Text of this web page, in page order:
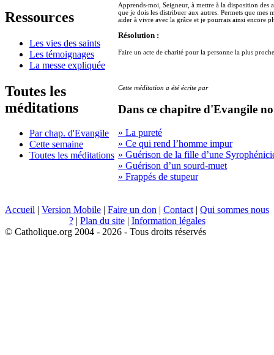
Ressources
Les vies des saints
Les témoignages
La messe expliquée
Toutes les
méditations
Par chap. d'Evangile
Cette semaine
Toutes les méditations
Apprends-moi, Seigneur, à mettre à la disposition des
que je dois les distribuer aux autres. Permets que mes
aider à vivre avec la grâce et je pourrais ainsi encore
Résolution :
Faire un acte de charité pour la personne la plus
Cette méditation a été écrite par
Dans ce chapitre d'Evangile
» La pureté
» Ce qui rend l’homme impur
» Guérison de la fille d’une
» Guérison d’un sourd-muet
» Frappés de stupeur
Accueil | Version Mobile | Faire un don | Contact | Qui sommes nous
?| Plan du site| Information légales
© Catholique.org 2004 - 2026 - Tous droits réservés